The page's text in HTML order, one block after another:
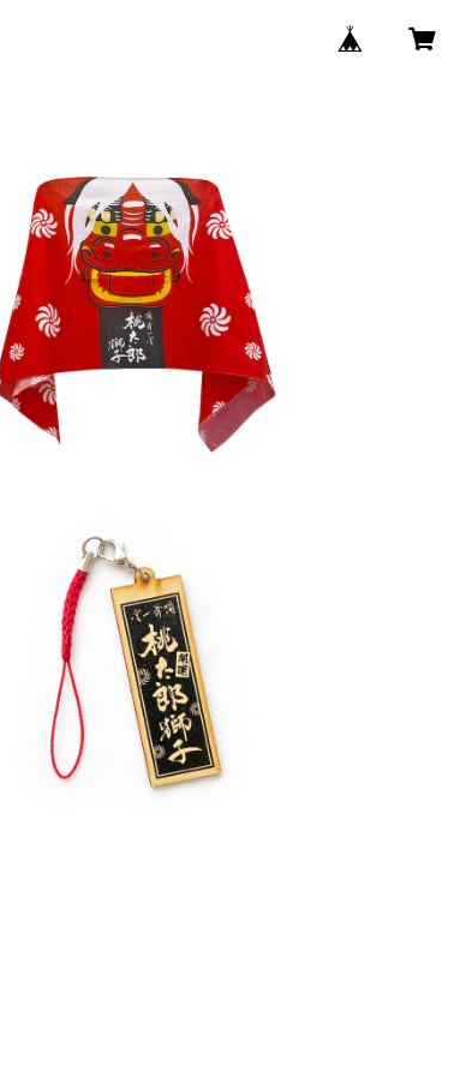
＼獅子舞応援／ 獅子になれる手拭い
（幅1,000mm）
¥4,444
＼獅子舞応援／ 桃太郎獅子"千社札
風"木製キーホルダー
¥2,222